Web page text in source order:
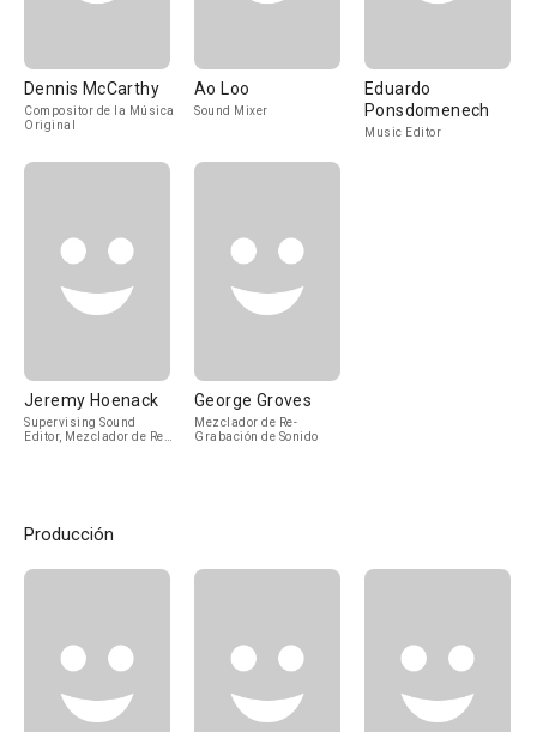
Dennis McCarthy
Compositor de la Música
Original
Ao Loo
Sound Mixer
Eduardo
Ponsdomenech
Music Editor
Jeremy Hoenack
Supervising Sound
Editor, Mezclador de Re-
George Groves
Mezclador de Re-
Grabación de Sonido
Producción